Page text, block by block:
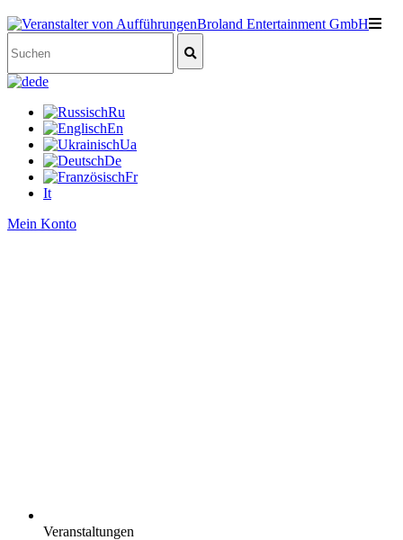
de
Ru
En
Ua
De
Fr
It
Mein Konto
Veranstaltungen